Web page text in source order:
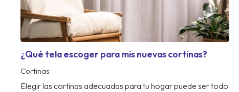
¿Qué tela escoger para mis nuevas cortinas?
Cortinas
Elegir las cortinas adecuadas para tu hogar puede ser todo